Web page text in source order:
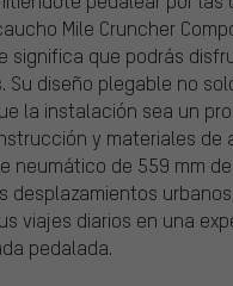
Mile Cruncher
significa que podrás
Su diseño plegable no
la instalación sea un
y materiales de
neumático de 559 mm
desplazamientos
viajes diarios en una
pedalada.